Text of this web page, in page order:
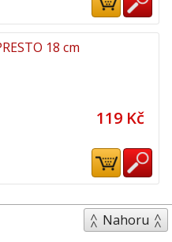
18 cm
119 Kč
Nahoru